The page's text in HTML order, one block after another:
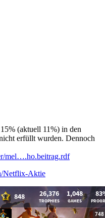
(aktuell 11%) in den
erfüllt wurden. Dennoch
mel….ho.beitrag.rdf
Netflix-Aktie